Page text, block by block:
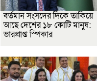
বর্তমান সংসদের দিকে তাকিয়ে
আছে দেশের ১৮ কোটি মানুষ:
ভারপ্রাপ্ত স্পিকার